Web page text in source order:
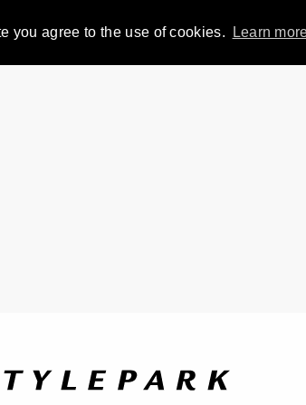
you agree to the use of cookies. Learn